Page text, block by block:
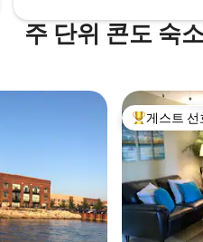
주 단위 콘도 숙
상위 게스트
게스트 선